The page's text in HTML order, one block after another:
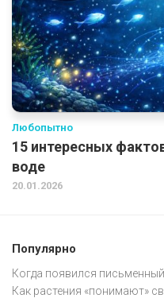
Любопытно
15 интересных
воде
20.01.2026
Популярно
Когда появился
Как растения «понимают»